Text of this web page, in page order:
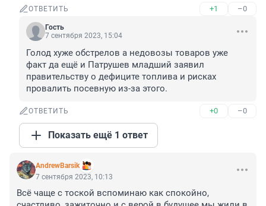
ОТВЕТИТЬ +1 –0
Гость
7 сентября 2023, 15:04
Голод хуже обстрелов а недовозы товаров уже
факт да ещё и Патрушев младший заявил
правительству о дефиците топлива и рисках
провалить посевную из-за этого.
ОТВЕТИТЬ +0 –0
Показать ещё 1 ответ
AndrewBarsik
7 сентября 2023, 10:13
Всё чаще с тоской вспоминаю как спокойно,